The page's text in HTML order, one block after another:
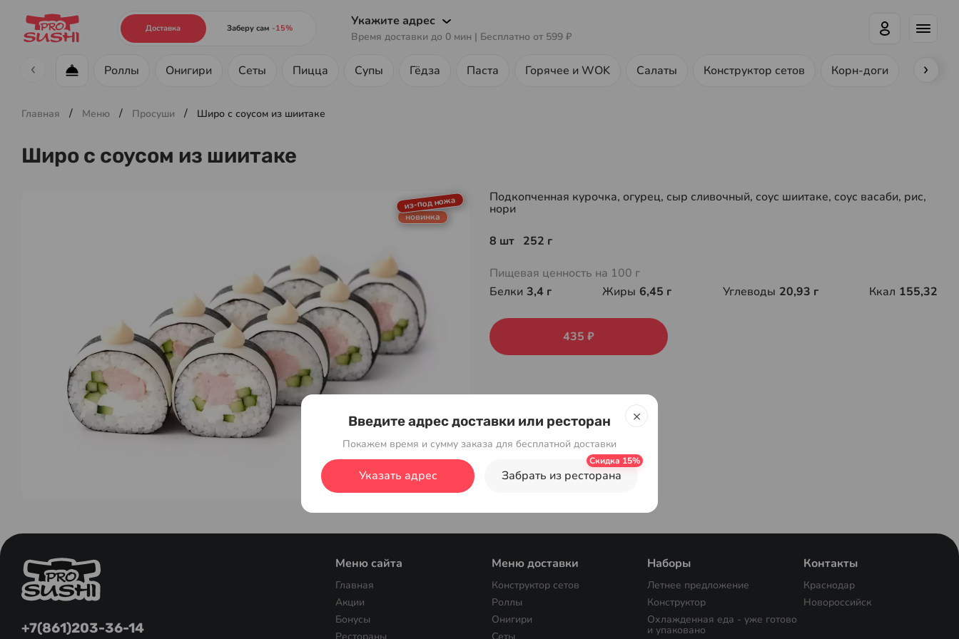
Доставка Заберу сам -15% Укажите адрес
Время доставки до 0 мин | Бесплатно от 599 ₽
Меню ресторана
Роллы Онигири Сеты Пицца Супы Гёдза Паста Горячее и WOK Салаты Конструктор сетов Корн-доги Ролл-
Главная / Меню / Просуши / Широ с соусом из шиитаке
Широ с соусом из шиитаке
из-под ножа
новинка
Подкопченная курочка, огурец, сыр сливочный, соус шиитаке, соус васаби, рис,
нори
8 шт 252 г
Пищевая ценность на 100 г
Белки 3,4 г Жиры 6,45 г Углеводы 20,93 г Ккал 155,32
435 ₽
+7(861)203-36-14
Меню сайта
Главная
Акции
Бонусы
Контакты
Краснодар
Новороссийск
Меню доставки
Конструктор сетов
Роллы
Онигири
Наборы
Летнее предложение
Конструктор
Охлажденная еда - уже готово
и упаковано
Введите адрес доставки или ресторан
Покажем время и сумму заказа для бесплатной доставки
Указать адрес Забрать из ресторана